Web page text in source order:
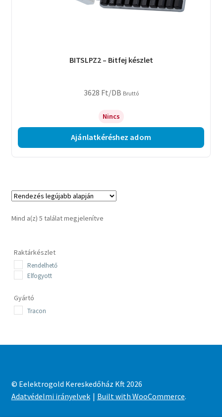
BITSLPZ2 – Bitfej készlet
3628 Ft/DB Bruttó
Nincs
Ajánlatkéréshez adom
Mind a(z) 5 találat megjelenítveSorted
Raktárkészlet
Rendelhető
Elfogyott
Gyártó
Tracon
© Eelektrogold Kereskedőház Kft 2026
Adatvédelmi irányelvek
Built with WooCommerce.